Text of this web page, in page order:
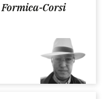
Corsi